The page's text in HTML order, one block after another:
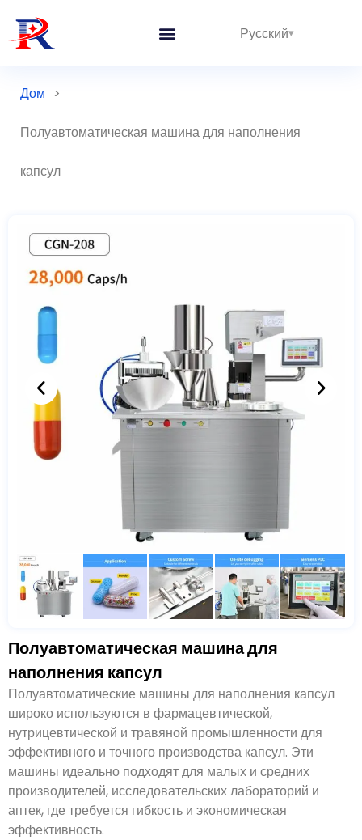
Русский
Дом >
Полуавтоматическая машина для наполнения
капсул
Полуавтоматическая машина для
наполнения капсул
Полуавтоматические машины для наполнения капсул
широко используются в фармацевтической,
нутрицевтической и травяной промышленности для
эффективного и точного производства капсул. Эти
машины идеально подходят для малых и средних
производителей, исследовательских лабораторий и
аптек, где требуется гибкость и экономическая
эффективность.